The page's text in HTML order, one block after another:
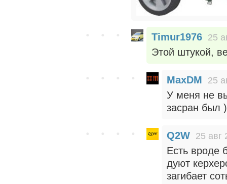
Timur1976 25
Этой штукой,
MaxDM 25
У меня не
засран был )
Q2W 25 авг
Есть вроде
дуют
загибает